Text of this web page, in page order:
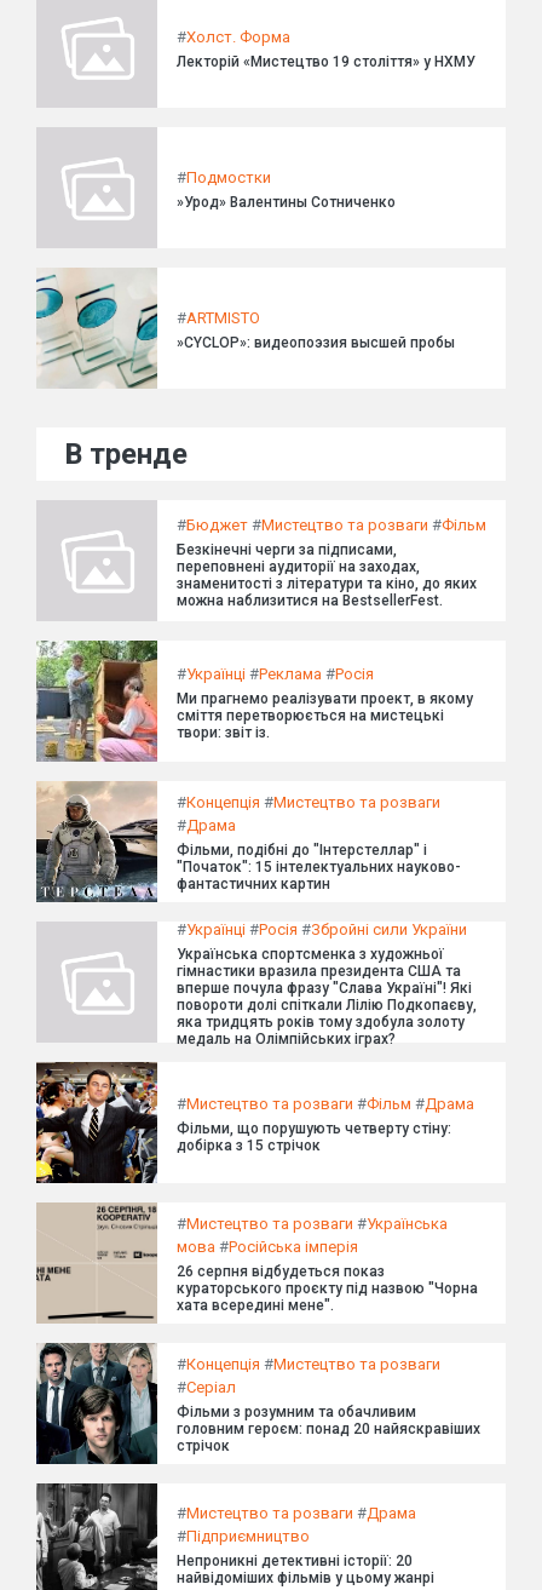
#Холст. Форма
Лекторій «Мистецтво 19 століття» у НХМУ
#Подмостки
»Урод» Валентины Сотниченко
#ARTMISTO
»CYCLOP»: видеопоэзия высшей пробы
В тренде
#Бюджет #Мистецтво та розваги #Фільм
Безкінечні черги за підписами,
переповнені аудиторії на заходах,
знаменитості з літератури та кіно, до яких
можна наблизитися на BestsellerFest.
#Українці #Реклама #Росія
Ми прагнемо реалізувати проект, в якому
сміття перетворюється на мистецькі
твори: звіт із.
#Концепція #Мистецтво та розваги
#Драма
Фільми, подібні до "Інтерстеллар" і
"Початок": 15 інтелектуальних науково-
фантастичних картин
#Українці #Росія #Збройні сили України
Українська спортсменка з художньої
гімнастики вразила президента США та
вперше почула фразу "Слава Україні"! Які
повороти долі спіткали Лілію Подкопаєву,
яка тридцять років тому здобула золоту
медаль на Олімпійських іграх?
#Мистецтво та розваги #Фільм #Драма
Фільми, що порушують четверту стіну:
добірка з 15 стрічок
#Мистецтво та розваги #Українська
мова #Російська імперія
26 серпня відбудеться показ
кураторського проєкту під назвою "Чорна
хата всередині мене".
#Концепція #Мистецтво та розваги
#Серіал
Фільми з розумним та обачливим
головним героєм: понад 20 найяскравіших
стрічок
#Мистецтво та розваги #Драма
#Підприємництво
Непроникні детективні історії: 20
найвідоміших фільмів у цьому жанрі